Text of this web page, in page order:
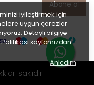
iyileştirmek için
uygun çerezler
Detaylı bilgiye
sayfamızdan
Anladım
Abone ol
saklıdır.